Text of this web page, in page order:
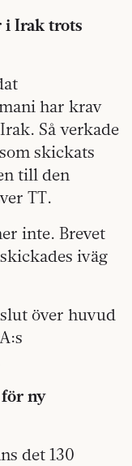
i Irak trots
har krav
Så verkade
skickats
till den
TT.
inte. Brevet
iväg
över huvud
ny
det 130